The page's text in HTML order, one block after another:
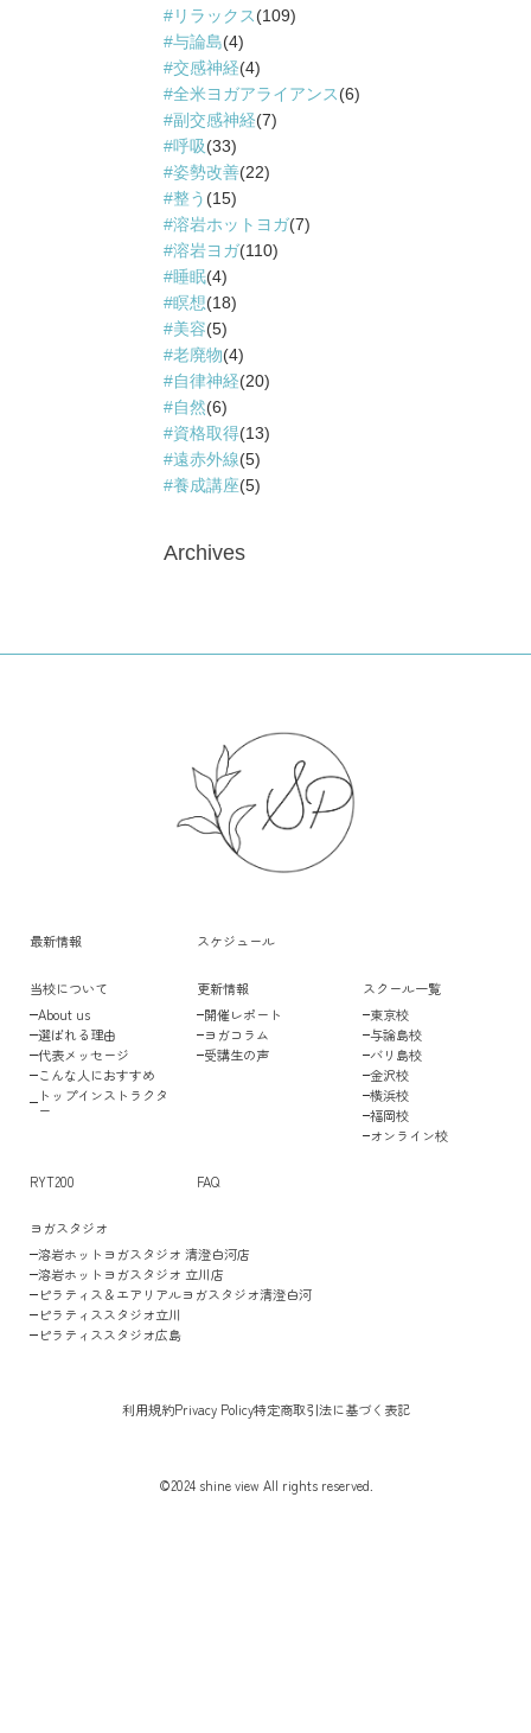
リラックス(109)
与論島(4)
交感神経(4)
全米ヨガアライアンス(6)
副交感神経(7)
呼吸(33)
姿勢改善(22)
整う (15)
溶岩ホットヨガ(7)
溶岩ヨガ(110)
睡眠(4)
瞑想(18)
美容(5)
老廃物(4)
自律神経(20)
自然(6)
資格取得(13)
遠赤外線(5)
養成講座(5)
Archives
最新情報 スケジュール
当校について
About us
選ばれる理由
代表メッセージ
こんな人におすすめ
トップインストラクタ
ー
更新情報
開催レポート
ヨガコラム
受講生の声
RYT200 FAQ
スクール一覧
東京校
与論島校
バリ島校
金沢校
横浜校
福岡校
オンライン校
ヨガスタジオ
溶岩ホットヨガスタジオ 清澄白河店
溶岩ホットヨガスタジオ 立川店
ピラティス＆エアリアルヨガスタジオ清澄白河
ピラティススタジオ立川
ピラティススタジオ広島
利用規約Privacy Policy特定商取引法に基づく表記
©2024 shine view All rights reserved.